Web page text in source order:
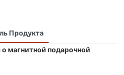
Продукта
магнитной подарочной